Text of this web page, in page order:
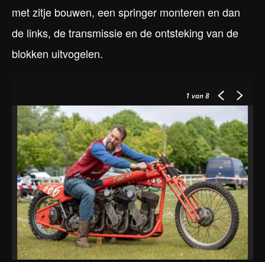
met zitje bouwen, een springer monteren en dan
de links, de transmissie en de ontsteking van de
blokken uitvogelen.
1 van 8